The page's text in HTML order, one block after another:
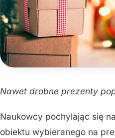
Nawet drobne prezenty
Naukowcy pochylając się
obiektu wybieranego na